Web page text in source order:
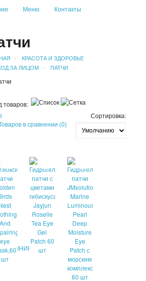
Меню Контакты
КРАСОТА И ЗДОРОВЬЕ
ЗА ЛИЦОМ
ПАТЧИ
товаров:
в сравнении (0)
Сортировка:
SALE SALE